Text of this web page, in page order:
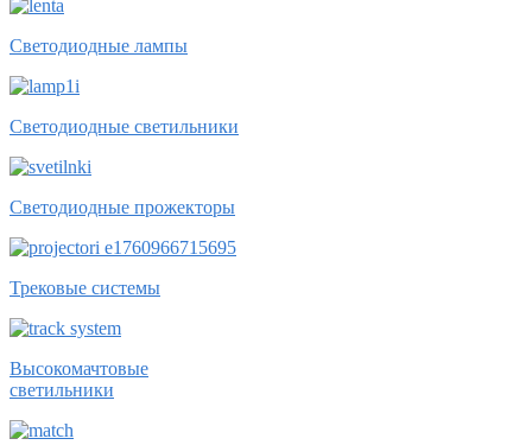
Светодиодные лампы
Светодиодные светильники
Светодиодные прожекторы
Трековые системы
Высокомачтовые
светильники